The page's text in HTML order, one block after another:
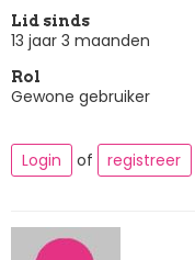
Lid sinds
13 jaar 3 maanden
Rol
Gewone gebruiker
Login of registreer